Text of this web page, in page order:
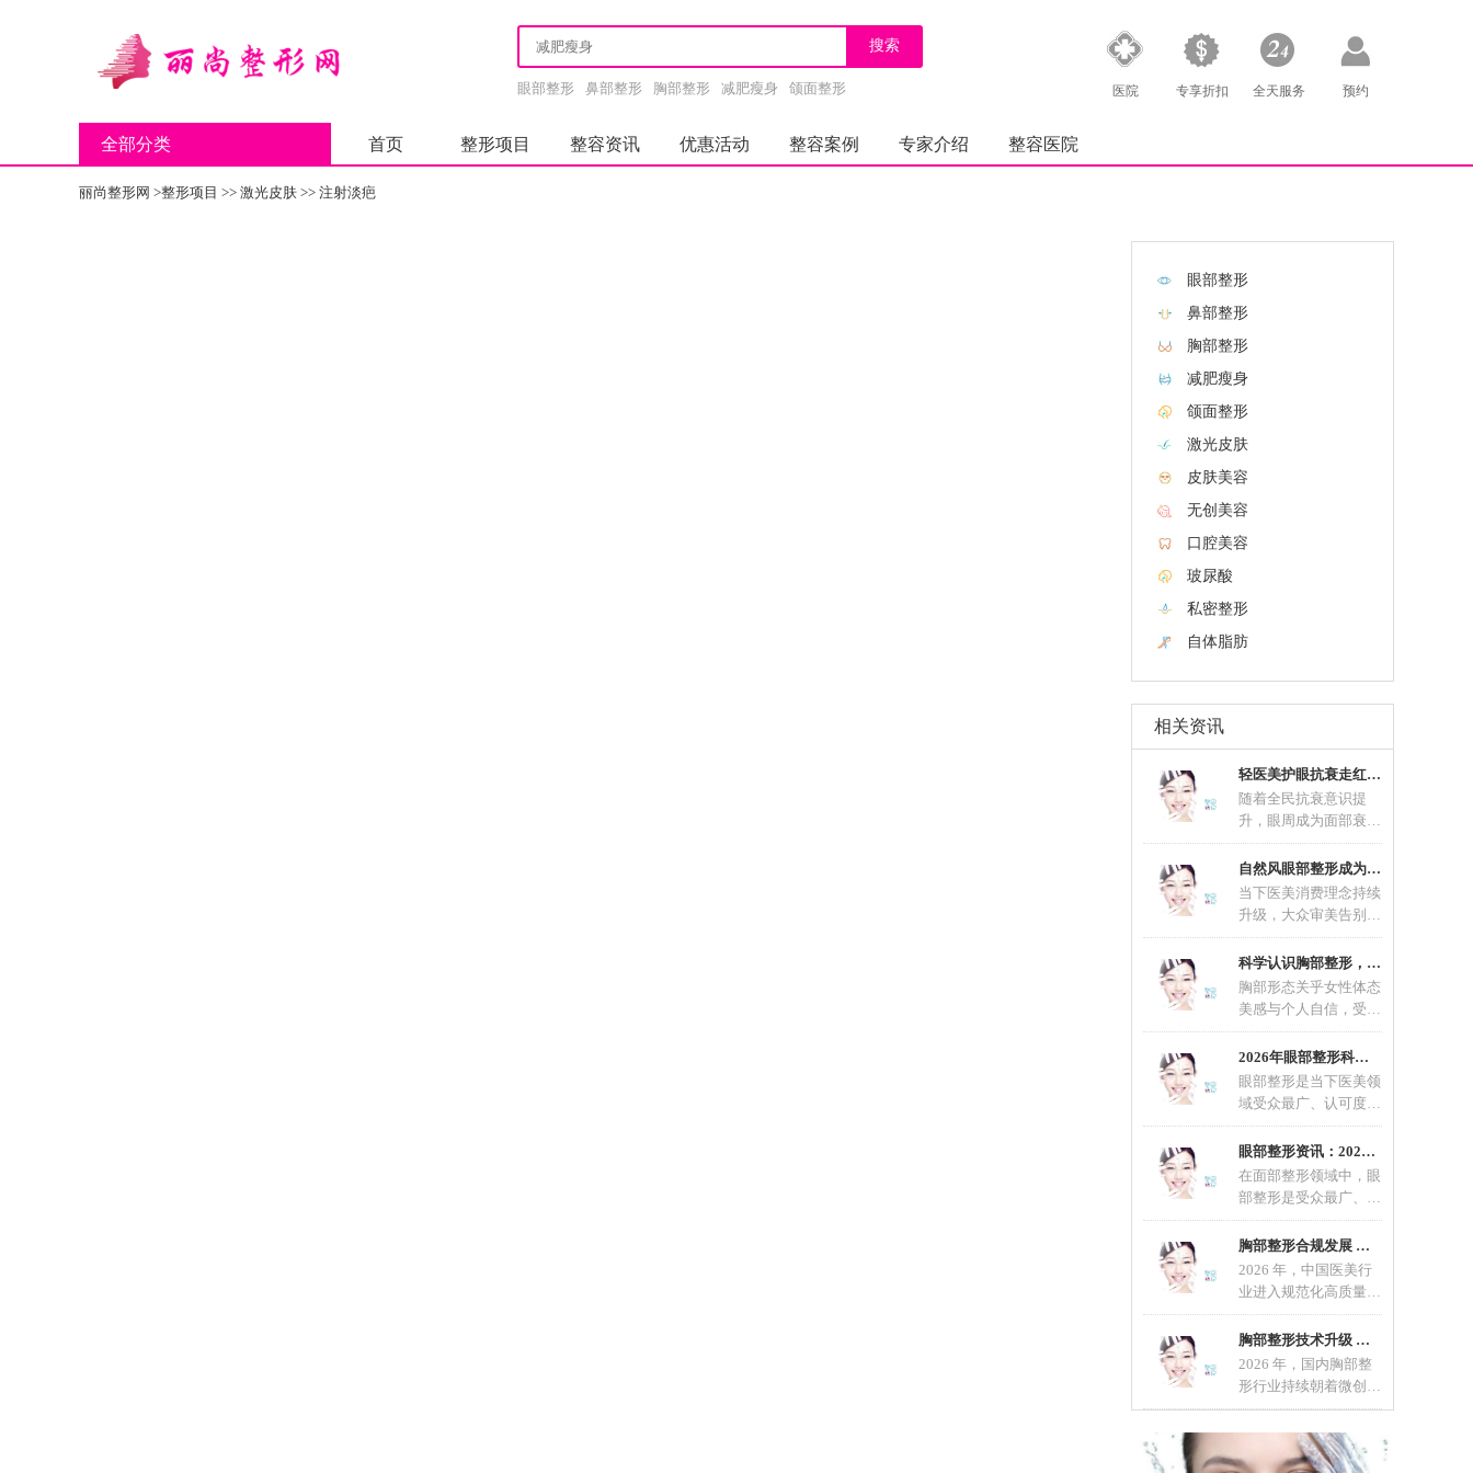
眼部整形 鼻部整形 胸部整形 减肥瘦身 颌面整形 医院 专享折扣 全天服务 预约
全部分类 首页 整形项目 整容资讯 优惠活动 整容案例 专家介绍 整容医院
丽尚整形网 >整形项目 >> 激光皮肤 >> 注射淡疤
眼部整形
鼻部整形
胸部整形
减肥瘦身
颌面整形
激光皮肤
皮肤美容
无创美容
口腔美容
玻尿酸
私密整形
自体脂肪
相关资讯
轻医美护眼抗衰走红 联合养护延缓眼部肌肤老
随着全民抗衰意识提
升，眼周成为面部衰老
问题最先显现的区域，
眼部抗衰不再是中老年
群
自然风眼部整形成为主流 精细化术式适配不同
当下医美消费理念持续
升级，大众审美告别过
去夸张网红款造型，自
然风眼部整形一跃成为科学认识胸部整形，理性塑造优美体态
胸部形态关乎女性体态
美感与个人自信，受先
天发育、年龄增长、生
育哺乳等因素影响，不
2026年眼部整形科普：适配不同眼型的整形方案
眼部整形是当下医美领
域受众最广、认可度最
高的轻整形项目，也是
改善眼部形态、优化五
眼部整形资讯：2026眼部整形流行趋势，自然定
在面部整形领域中，眼
部整形是受众最广、精
细度要求最高的项目，
直接影响面部整体颜值
胸部整形合规发展 科学变美成行业共识
2026 年，中国医美行
业进入规范化高质量发
展新阶段，胸部整形作
为热门项目，在技术、
材料
胸部整形技术升级 微创自然成主流选择
2026 年，国内胸部整
形行业持续朝着微创、
安全、自然、个性化方
向发展。随着医美规范